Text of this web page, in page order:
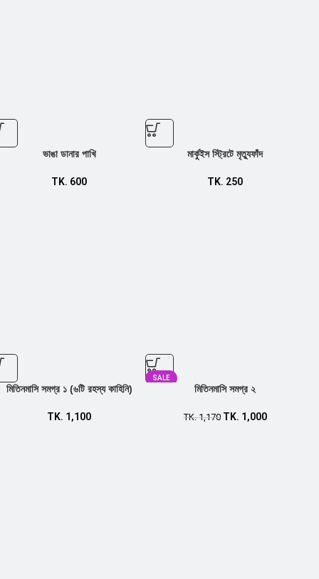
ভাঙা ডানার পাখি
TK. 600
মার্কুইস স্ট্রিটে মৃত্যুফাঁদ
TK. 250
মিতিনমাসি সমগ্র ১ (৬টি রহস্য কাহিনি)
TK. 1,100
SALE
মিতিনমাসি সমগ্র ২
TK.1,170 TK. 1,000